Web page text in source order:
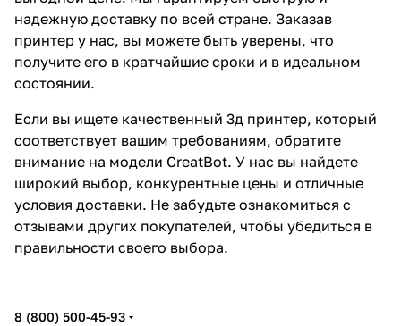
надежную доставку по всей стране. Заказав
принтер у нас, вы можете быть уверены, что
получите его в кратчайшие сроки и в идеальном
состоянии.
Если вы ищете качественный 3д принтер, который
соответствует вашим требованиям, обратите
внимание на модели CreatBot. У нас вы найдете
широкий выбор, конкурентные цены и отличные
условия доставки. Не забудьте ознакомиться с
отзывами других покупателей, чтобы убедиться в
правильности своего выбора.
8 (800) 500-45-93